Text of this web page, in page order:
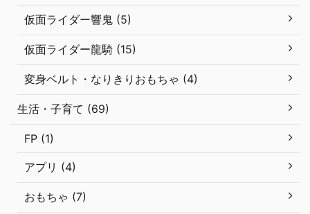
仮面ライダー響鬼 (5)
仮面ライダー龍騎 (15)
変身ベルト・なりきりおもちゃ (4)
生活・子育て (69)
FP (1)
アプリ (4)
おもちゃ (7)